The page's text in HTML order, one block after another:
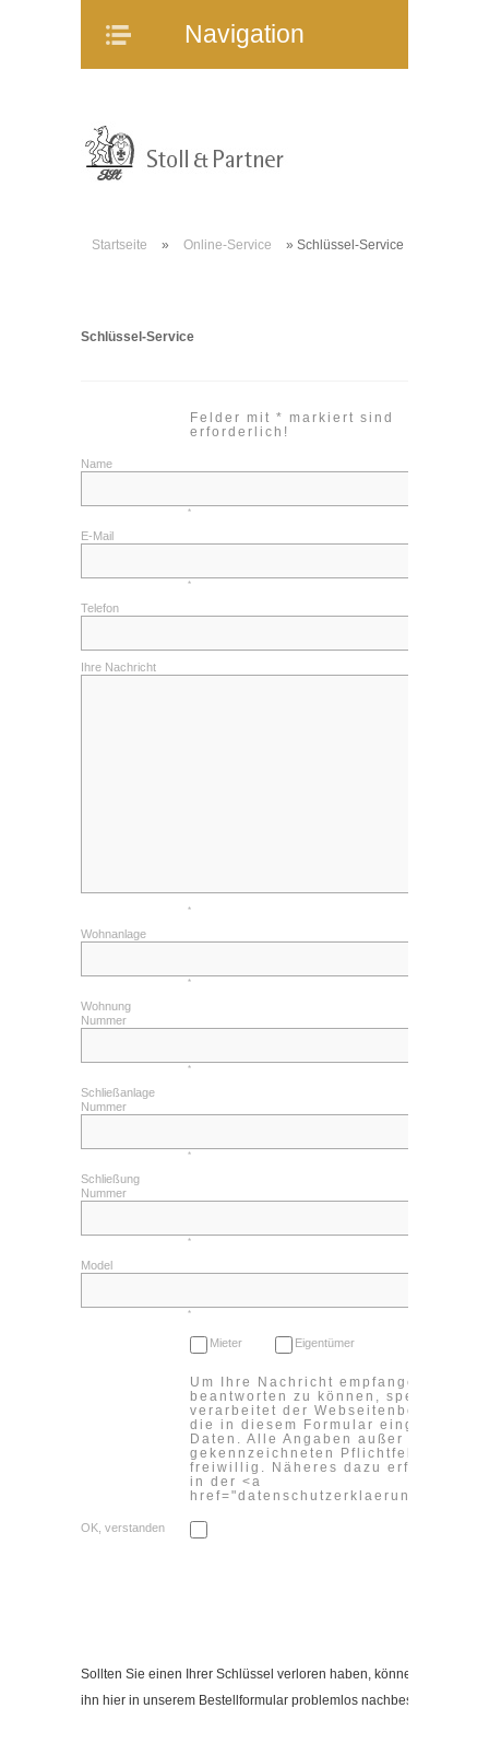
Navigation
Navigation
Mitarbeiter
Stellenangebote
Impressum
Cookieeinstellungen ändern
Startseite » Online-Service » Schlüssel-Service
Schlüssel-Service
Felder mit * markiert sind
erforderlich!
Name
*
E-Mail
*
Telefon
Ihre Nachricht
*
Wohnanlage
*
Wohnung
Nummer
*
Schließanlage
Nummer
*
Schließung
Nummer
*
Model
*
Mieter Eigentümer
Um Ihre Nachricht empfangen und
beantworten zu können, speichert
verarbeitet der Webseitenbetreiber
die in diesem Formular
Daten. Alle Angaben außer in den
gekennzeichneten Pflichtfeldern sind
freiwillig. Näheres dazu erfahren Sie
in der <a
OK, verstanden
Sollten Sie einen Ihrer Schlüssel verloren haben, können Sie
ihn hier in unserem Bestellformular problemlos nachbestellen.